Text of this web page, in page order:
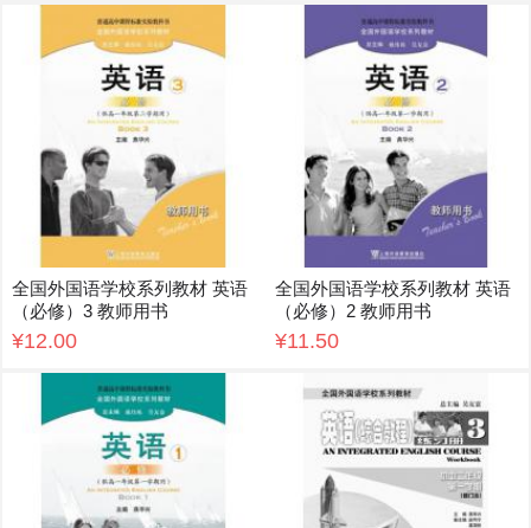
全国外国语学校系列教材 英语
（必修）3 教师用书
¥12.00
全国外国语学校系列教材 英语
（必修）2 教师用书
¥11.50